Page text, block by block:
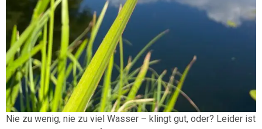
Nie zu wenig, nie zu viel Wasser – klingt gut, oder? Leider ist